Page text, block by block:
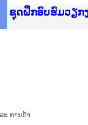
Ministry of
ເຜີຍແຜ່ວັບໄຊຈົດ
ກະຊວງຍຸຕິທຳ
ຊຸດຝຶກອົບຮົມວຽກ
ກອງປະຊຸມທົບທວ
ຝຶກອົບຮົມ ຜູ່ປະສາ
ຝຶກອົບຮົມ ຜູ່ປະສາ
ເຜີຍແຜ່ແອັບກົດໝ
ເຜີຍແຜ່ແອັບກົດໝ
ຍົກລະດັບວຽກງາ
ຊຸດຝຶກອົບຮົມວຽກ
ະ ການຄ້າ